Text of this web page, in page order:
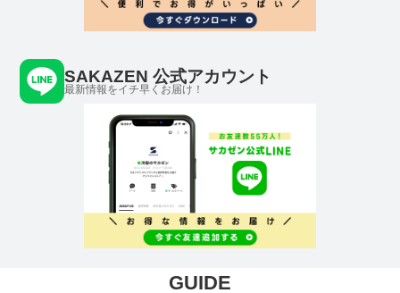
SAKAZEN 公式アカウント
最新情報をイチ早くお届け！